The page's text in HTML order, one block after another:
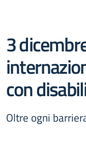
3
con
Oltre ogni